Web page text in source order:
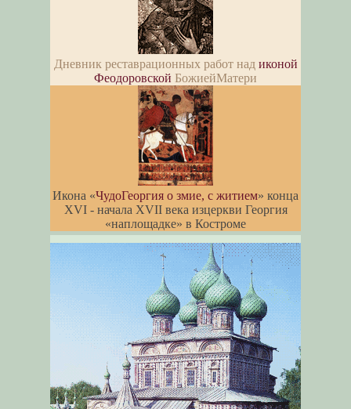
Дневник реставрационных работ над иконой
Феодоровской БожиейМатери
Икона «ЧудоГеоргия о змие, с житием» конца
XVI - начала XVII века изцеркви Георгия
«наплощадке» в Костроме